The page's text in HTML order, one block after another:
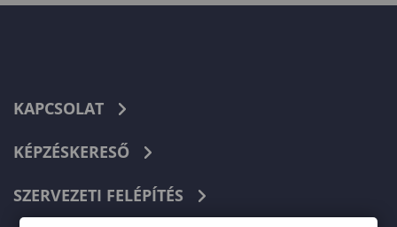
KAPCSOLAT
KÉPZÉSKERESŐ
SZERVEZETI FELÉPÍTÉS